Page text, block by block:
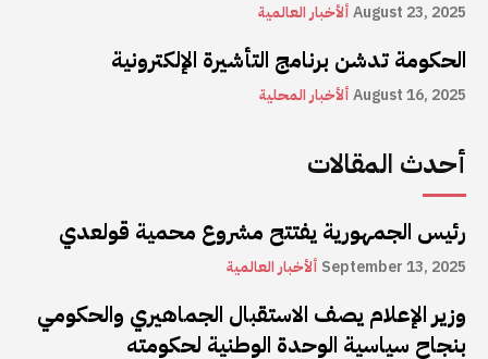
ألأخبار العالميةAugust 23, 2025
الحكومة تدشن برنامج التأشيرة الإلكترونية
ألأخبار المحليةAugust 16, 2025
أحدث المقالات
رئيس الجمهورية يفتتح مشروع محمية قولعدي
ألأخبار العالمية September 13, 2025
وزير الإعلام يصف الاستقبال الجماهيري والحكومي
بنجاح سياسية الوحدة الوطنية لحكومته